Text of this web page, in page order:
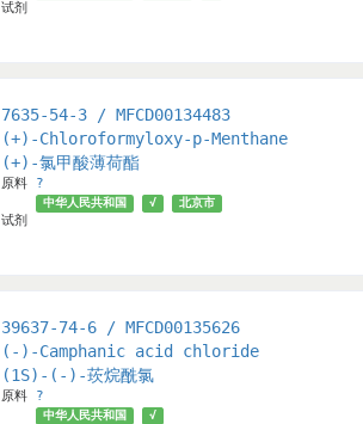
试剂
7635-54-3 / MFCD00134483
(+)-Chloroformyloxy-p-Menthane
(+)-氯甲酸薄荷酯
原料 ?
试剂
中华人民共和国 √ 北京市
39637-74-6 / MFCD00135626
(-)-Camphanic acid chloride
(1S)-(-)-莰烷酰氯
原料 ?
中华人民共和国 √